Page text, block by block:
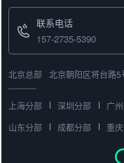
联系电话
157-2735-5390
北京总部 北京朝阳区将台路
上海分部 深圳分部 广
山东分部
成都分部 重